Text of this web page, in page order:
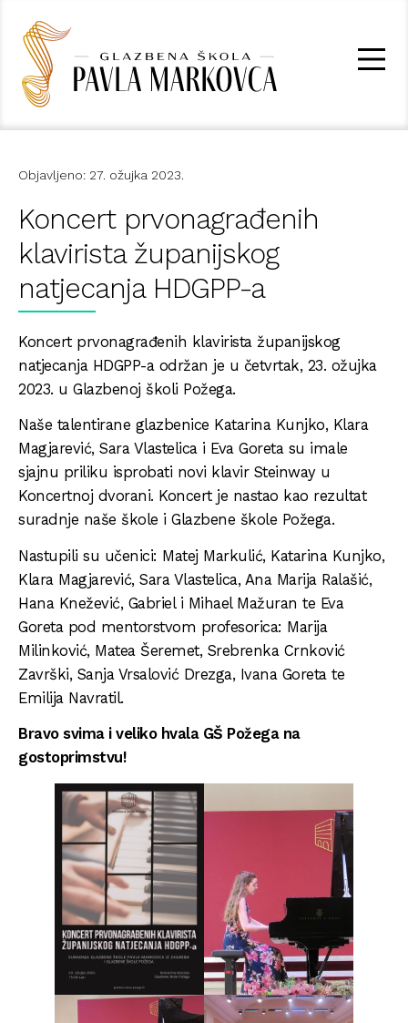
Objavljeno: 27. ožujka 2023.
Koncert prvonagrađenih
klavirista županijskog
natjecanja HDGPP-a
Koncert prvonagrađenih klavirista županijskog
natjecanja HDGPP-a održan je u četvrtak, 23. ožujka
2023. u Glazbenoj školi Požega.
Naše talentirane glazbenice Katarina Kunjko, Klara
Magjarević, Sara Vlastelica i Eva Goreta su imale
sjajnu priliku isprobati novi klavir Steinway u
Koncertnoj dvorani. Koncert je nastao kao rezultat
suradnje naše škole i Glazbene škole Požega.
Nastupili su učenici: Matej Markulić, Katarina Kunjko,
Klara Magjarević, Sara Vlastelica, Ana Marija Ralašić,
Hana Knežević, Gabriel i Mihael Mažuran te Eva
Goreta pod mentorstvom profesorica: Marija
Milinković, Matea Šeremet, Srebrenka Crnković
Završki, Sanja Vrsalović Drezga, Ivana Goreta te
Emilija Navratil.
Bravo svima i veliko hvala GŠ Požega na
gostoprimstvu!